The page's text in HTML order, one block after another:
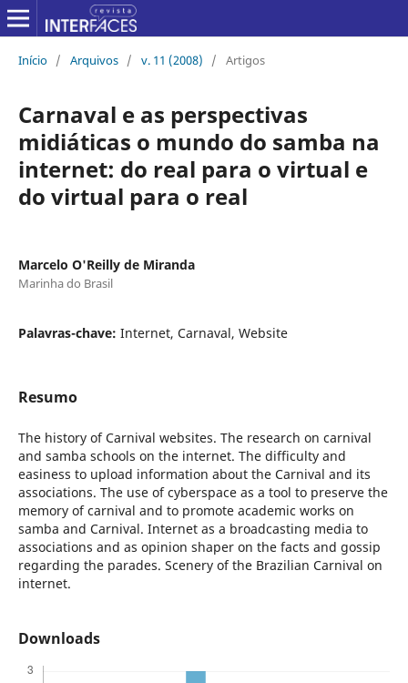
Início / Arquivos / v. 11 (2008) / Artigos
Carnaval e as perspectivas
midiáticas o mundo do samba na
internet: do real para o virtual e
do virtual para o real
Marcelo O'Reilly de Miranda
Marinha do Brasil
Palavras-chave: Internet, Carnaval, Website
Resumo
The history of Carnival websites. The research on carnival
and samba schools on the internet. The difficulty and
easiness to upload information about the Carnival and its
associations. The use of cyberspace as a tool to preserve the
memory of carnival and to promote academic works on
samba and Carnival. Internet as a broadcasting media to
associations and as opinion shaper on the facts and gossip
regarding the parades. Scenery of the Brazilian Carnival on
internet.
Downloads